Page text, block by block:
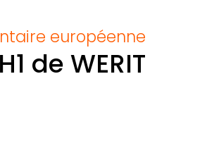
européenne
deWERIT